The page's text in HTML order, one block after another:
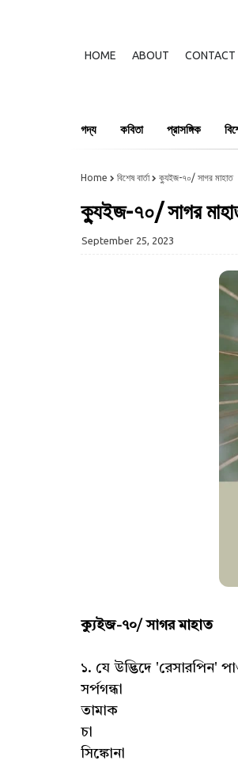
HOME ABOUT CONTACT
গদ্য কবিতা প্রাসঙ্গিক
Home বিশেষ বার্তা ক্যুইজ-৭০/ সাগর মাহাত
ক্যুইজ-৭০/ সাগর
September 25, 2023
ক্যুইজ-৭০/ সাগর মাহাত
১. যে উদ্ভিদে 'রেসারপিন'
সর্পগন্ধা
তামাক
চা
সিঙ্কোনা